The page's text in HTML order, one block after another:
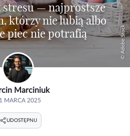
© Adobe Stock
stresu — najprostsze
którzy nie lubią albo
piec nie potrafią
Marciniuk
MARCA 2025
UDOSTĘPNIJ